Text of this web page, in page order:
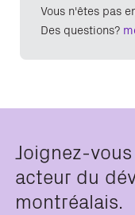
Vous n'êtes pas
Des questions?
Joignez-
acteur du
montréalais.